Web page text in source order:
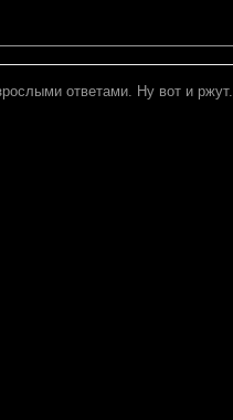
ответами. Ну вот и ржут.